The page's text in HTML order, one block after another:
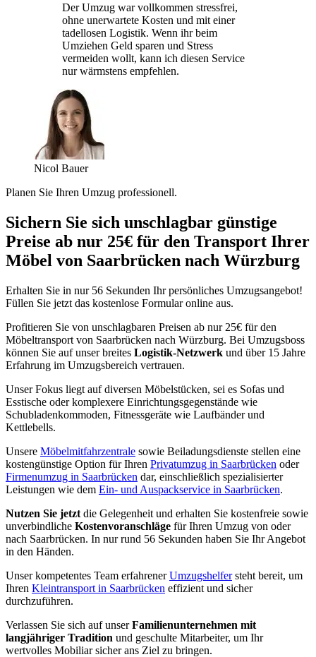
Der Umzug war vollkommen stressfrei,
ohne unerwartete Kosten und mit einer
tadellosen Logistik. Wenn ihr beim
Umziehen Geld sparen und Stress
vermeiden wollt, kann ich diesen Service
nur wärmstens empfehlen.
Nicol Bauer
Planen Sie Ihren Umzug professionell.
Sichern Sie sich unschlagbar günstige
Preise ab nur 25€ für den Transport Ihrer
Möbel von Saarbrücken nach Würzburg
Erhalten Sie in nur 56 Sekunden Ihr persönliches Umzugsangebot!
Füllen Sie jetzt das kostenlose Formular online aus.
Profitieren Sie von unschlagbaren Preisen ab nur 25€ für den
Möbeltransport von Saarbrücken nach Würzburg. Bei Umzugsboss
können Sie auf unser breites Logistik-Netzwerk und über 15 Jahre
Erfahrung im Umzugsbereich vertrauen.
Unser Fokus liegt auf diversen Möbelstücken, sei es Sofas und
Esstische oder komplexere Einrichtungsgegenstände wie
Schubladenkommoden, Fitnessgeräte wie Laufbänder und
Kettlebells.
Unsere Möbelmitfahrzentrale sowie Beiladungsdienste stellen eine
kostengünstige Option für Ihren Privatumzug in Saarbrücken oder
Firmenumzug in Saarbrücken dar, einschließlich spezialisierter
Leistungen wie dem Ein- und Auspackservice in Saarbrücken.
Nutzen Sie jetzt die Gelegenheit und erhalten Sie kostenfreie sowie
unverbindliche Kostenvoranschläge für Ihren Umzug von oder
nach Saarbrücken. In nur rund 56 Sekunden haben Sie Ihr Angebot
in den Händen.
Unser kompetentes Team erfahrenerUmzugshelfersteht bereit, um
Ihren Kleintransport in Saarbrücken effizient und sicher
durchzuführen.
Verlassen Sie sich auf unserFamilienunternehmen mit
langjähriger Tradition und geschulte Mitarbeiter, um Ihr
wertvolles Mobiliar sicher ans Ziel zu bringen.